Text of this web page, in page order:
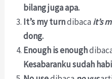
bilang juga apa.
It’s my turndibaca it’s
dong.
Enough is enough
Kesabaranku sudah